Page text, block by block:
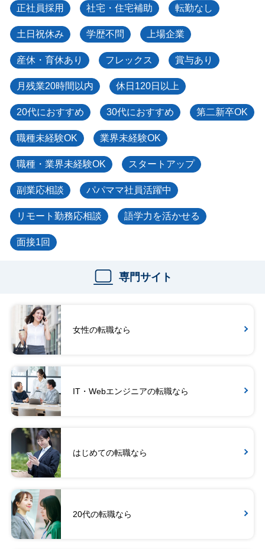
正社員採用 社宅・住宅補助 転勤なし
土日祝休み 学歴不問 上場企業
産休・育休あり フレックス 賞与あり
月残業20時間以内 休日120日以上
20代におすすめ 30代におすすめ 第二新卒OK
職種未経験OK 業界未経験OK
職種・業界未経験OK スタートアップ
副業応相談 パパママ社員活躍中
リモート勤務応相談 語学力を活かせる
面接1回
専門サイト
女性の転職なら
IT・Webエンジニアの転職なら
はじめての転職なら
20代の転職なら